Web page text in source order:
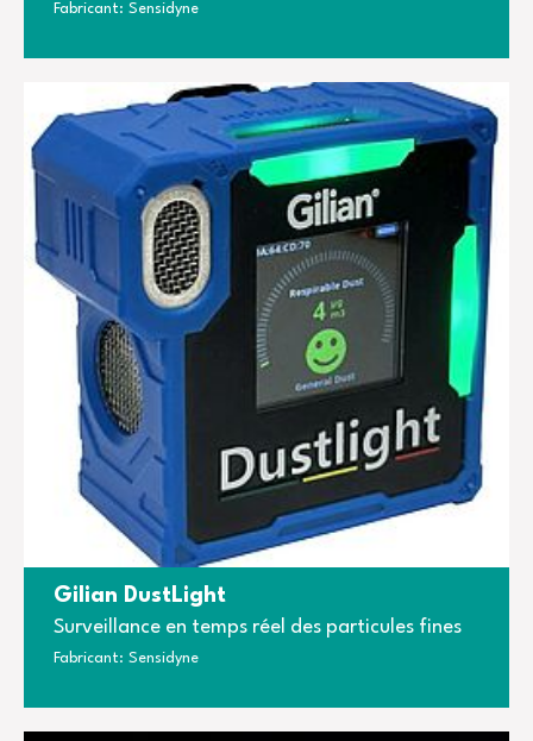
Fabricant: Sensidyne
Gilian DustLight
Surveillance en temps réel des particules fines
Fabricant: Sensidyne